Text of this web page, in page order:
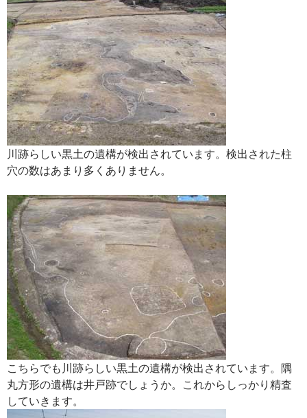
川跡らしい黒土の遺構が検出されています。検出された柱
穴の数はあまり多くありません。
こちらでも川跡らしい黒土の遺構が検出されています。隅
丸方形の遺構は井戸跡でしょうか。これからしっかり精査
していきます。